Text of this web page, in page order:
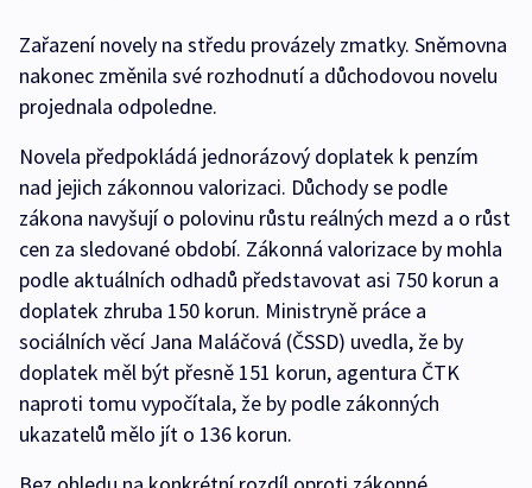
Zařazení novely na středu provázely zmatky. Sněmovna
nakonec změnila své rozhodnutí a důchodovou novelu
projednala odpoledne.
Novela předpokládá jednorázový doplatek k penzím
nad jejich zákonnou valorizaci. Důchody se podle
zákona navyšují o polovinu růstu reálných mezd a o růst
cen za sledované období. Zákonná valorizace by mohla
podle aktuálních odhadů představovat asi 750 korun a
doplatek zhruba 150 korun. Ministryně práce a
sociálních věcí Jana Maláčová (ČSSD) uvedla, že by
doplatek měl být přesně 151 korun, agentura ČTK
naproti tomu vypočítala, že by podle zákonných
ukazatelů mělo jít o 136 korun.